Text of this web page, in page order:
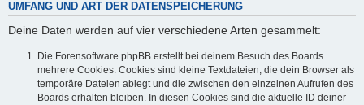
UMFANG UND ART DER DATENSPEICHERUNG
Deine Daten werden auf vier verschiedene Arten gesammelt:
Die Forensoftware phpBB erstellt bei deinem Besuch des Boards
mehrere Cookies. Cookies sind kleine Textdateien, die dein Browser als
temporäre Dateien ablegt und die zwischen den einzelnen Aufrufen des
Boards erhalten bleiben. In diesen Cookies sind die aktuelle ID deiner